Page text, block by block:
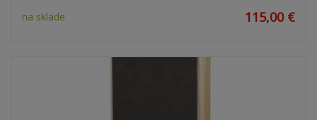
na sklade 115,00 €